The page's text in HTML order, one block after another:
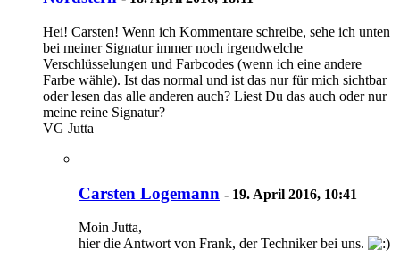
Hei! Carsten! Wenn ich Kommentare schreibe, sehe ich unten
bei meiner Signatur immer noch irgendwelche
Verschlüsselungen und Farbcodes (wenn ich eine andere
Farbe wähle). Ist das normal und ist das nur für mich sichtbar
oder lesen das alle anderen auch? Liest Du das auch oder nur
meine reine Signatur?
VG Jutta
Carsten Logemann - 19. April 2016, 10:41
Moin Jutta,
hier die Antwort von Frank, der Techniker bei uns.